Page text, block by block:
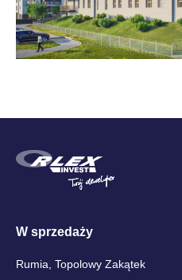
W sprzedaży
Rumia, Topolowy Zakątek